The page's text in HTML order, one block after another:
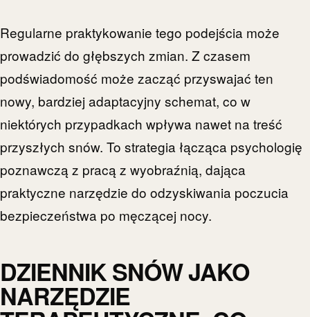
Regularne praktykowanie tego podejścia może
prowadzić do głębszych zmian. Z czasem
podświadomość może zacząć przyswajać ten
nowy, bardziej adaptacyjny schemat, co w
niektórych przypadkach wpływa nawet na treść
przyszłych snów. To strategia łącząca psychologię
poznawczą z pracą z wyobraźnią, dająca
praktyczne narzędzie do odzyskiwania poczucia
bezpieczeństwa po męczącej nocy.
DZIENNIK SNÓW JAKO
NARZĘDZIE